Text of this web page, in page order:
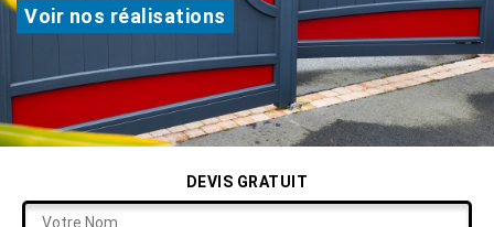
Voir nos réalisations
DEVIS GRATUIT